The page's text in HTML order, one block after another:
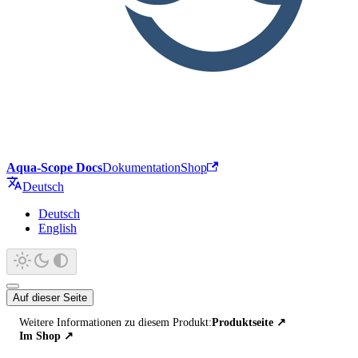
Aqua-Scope DocsDokumentationShop
Deutsch
Deutsch
English
Auf dieser Seite
Weitere Informationen zu diesem Produkt:Produktseite ↗
Im Shop ↗